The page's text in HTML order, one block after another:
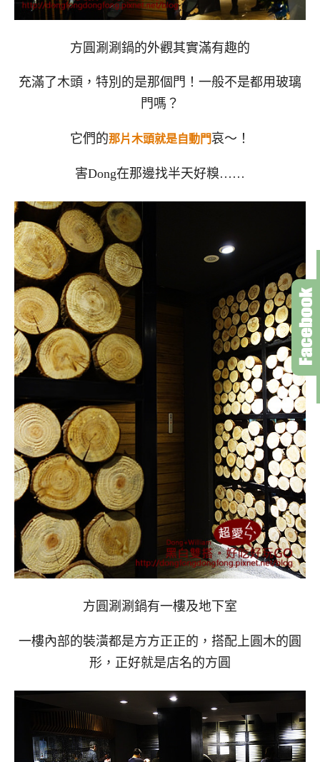
方圓涮涮鍋的外觀其實滿有趣的
充滿了木頭，特別的是那個門！一般不是都用玻璃
門嗎？
它們的那片木頭就是自動門哀～！
害Dong在那邊找半天好糗……
方圓涮涮鍋有一樓及地下室
一樓內部的裝潢都是方方正正的，搭配上圓木的圓
形，正好就是店名的方圓